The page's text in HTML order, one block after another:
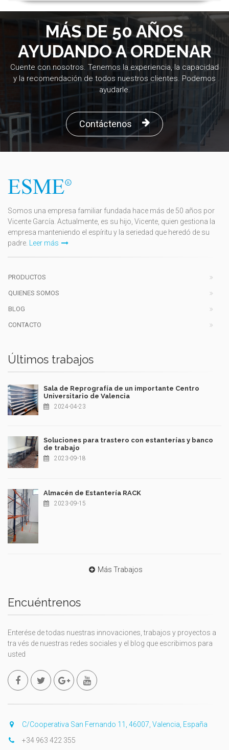
MÁS DE 50 AÑOS
AYUDANDO A ORDENAR
Cuente con nosotros. Tenemos la experiencia, la capacidad
y la recomendación de todos nuestros clientes. Podemos
ayudarle.
Contáctenos
Somos una empresa familiar fundada hace más de 50 años por
Vicente García. Actualmente, es su hijo, Vicente, quien gestiona la
empresa manteniendo el espíritu y la seriedad que heredó de su
padre.
Leer más
PRODUCTOS
QUIENES SOMOS
BLOG
CONTACTO
Últimos trabajos
Sala de Reprografía de un importante Centro
Universitario de Valencia
2024-04-23
Soluciones para trastero con estanterías y banco
de trabajo
2023-09-18
Almacén de Estantería RACK
2023-09-15
Más Trabajos
Encuéntrenos
Enterése de todas nuestras innovaciones, trabajos y proyectos a
tra vés de nuestras redes sociales y el blog que escribimos para
usted
C/Cooperativa San Fernando 11, 46007, Valencia, España
+34 963 422 355